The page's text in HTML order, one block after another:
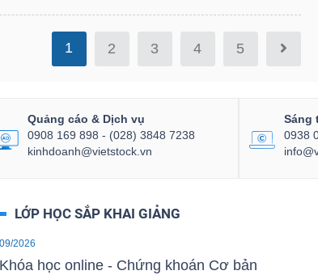
1 2 3 4 5
Quảng cáo & Dịch vụ
0908 169 898 - (028) 3848 7238
kinhdoanh@vietstock.vn
Sáng
0938
LỚP HỌC SẮP KHAI GIẢNG
09/2026
Khóa học online - Chứng khoán Cơ bản